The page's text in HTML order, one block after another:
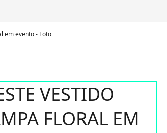
em evento - Foto
VESTIDO
FLORAL EM